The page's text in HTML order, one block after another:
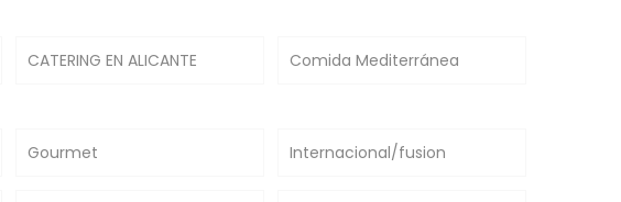
CATERING EN ALICANTE Comida Mediterránea
Gourmet Internacional/fusion